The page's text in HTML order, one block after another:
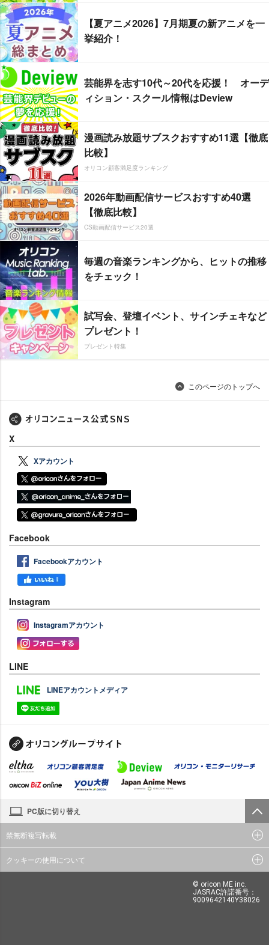
【夏アニメ2026】7月期夏の新アニメを一
挙紹介！
芸能界を志す10代～20代を応援！ オーデ
ィション・スクール情報はDeview
漫画読み放題サブスクおすすめ11選【徹底
比較】
オリコン顧客満足度ランキング
2026年動画配信サービスおすすめ40選
【徹底比較】
CS動画配信サービス20選
毎週の音楽ランキングから、ヒットの推移
をチェック！
試写会、登壇イベント、サインチェキなど
プレゼント！
プレゼント特集
このページのトップへ
X
Xアカウント
Facebook
Facebookアカウント
Instagram
Instagramアカウント
LINE
LINEアカウントメディア
PC版に切り替え
禁無断複写転載
クッキーの使用について
© oricon ME inc.
JASRAC許諾番号：
9009642140Y38026